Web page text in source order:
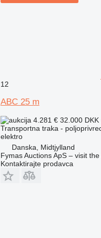
12
ABC 25 m
4.281 € 32.000 DKK
Transportna traka -
elektro
Danska, Midtjylland
Fymas Auctions ApS – visit
Kontaktirajte prodavca